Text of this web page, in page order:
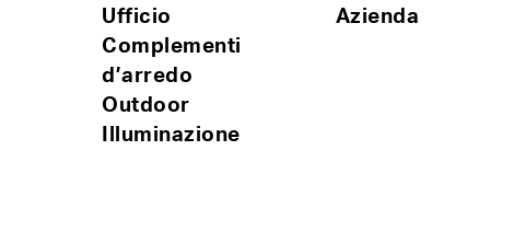
Ufficio
Complementi
d’arredo
Outdoor
Illuminazione
Azienda